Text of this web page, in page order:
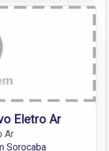
Eletro Ar
Ar
Sorocaba